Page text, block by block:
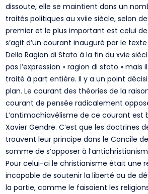
dissoute, elle se maintient dans un
traités politiques au xviie siècle, selon
premier et le plus important est celui de
s’agit d’un courant inauguré par le
Della Ragion di Stato à la fin du xvie
pas l’expression « ragion di stato »
traité à part entière. Il y a un point
plan. Le courant des théories de la
courant de pensée radicalement
L’antimachiavélisme de ce courant est
Xavier Gendre. C’est que les doctrines
trouvent leur principe dans le Concile
somme de s’opposer à
Pour celui-ci le christianisme était une
incapable de soutenir la liberté ou de
la partie, comme le faisaient les